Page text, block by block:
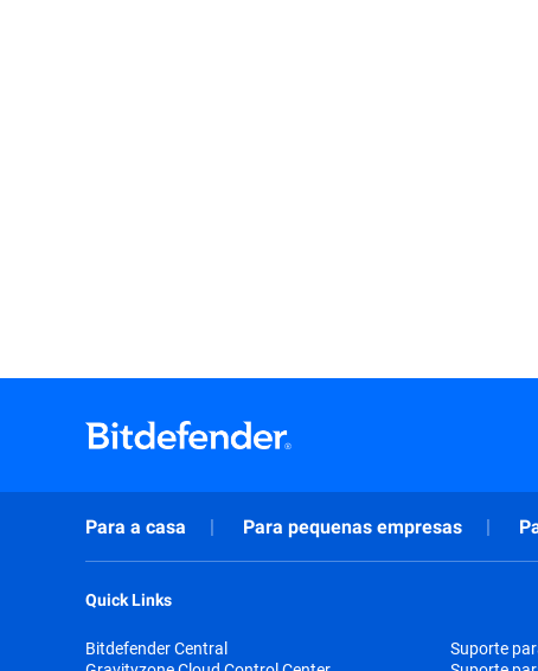
Para a casa Para pequenas empresas
Quick Links
Bitdefender Central
Suporte